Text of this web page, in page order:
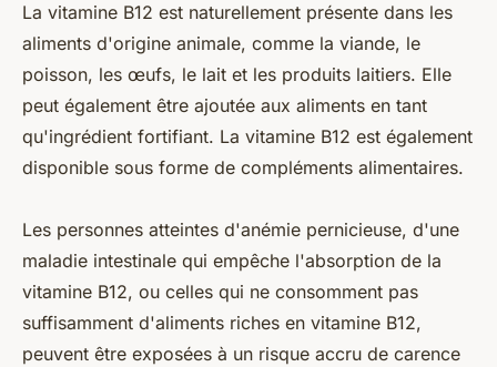
La vitamine B12 est naturellement présente dans les
aliments d'origine animale, comme la viande, le
poisson, les œufs, le lait et les produits laitiers. Elle
peut également être ajoutée aux aliments en tant
qu'ingrédient fortifiant. La vitamine B12 est également
disponible sous forme de compléments alimentaires.
Les personnes atteintes d'anémie pernicieuse, d'une
maladie intestinale qui empêche l'absorption de la
vitamine B12, ou celles qui ne consomment pas
suffisamment d'aliments riches en vitamine B12,
peuvent être exposées à un risque accru de carence